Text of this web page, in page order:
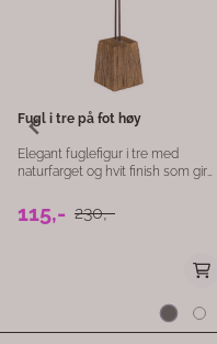
Fugl i tre på fot høy
Elegant fuglefigur i tre med
naturfarget og hvit finish som gir
hjemmet. Figuren står stødig på
en trefot og passer perfekt som
Det enkle og tidløse designet gjør
skandinaviske, maritime og
landlige interiørstiler. Med høyden
115,- 230,-